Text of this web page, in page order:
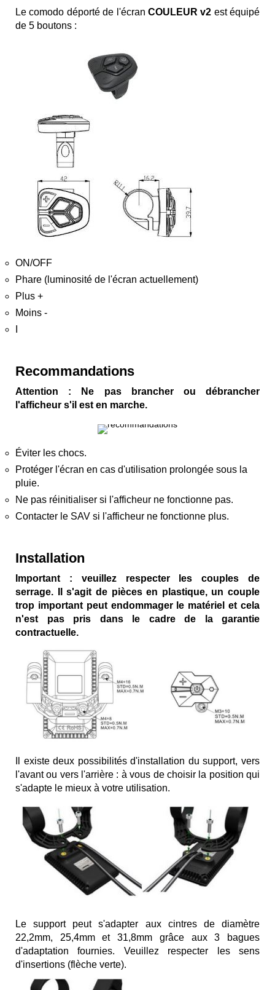
Le comodo déporté de l'écran COULEUR v2 est équipé
de 5 boutons :
ON/OFF
Phare (luminosité de l'écran actuellement)
Plus +
Moins -
Recommandations
Attention : Ne pas brancher ou débrancher
l'afficheur s'il est en marche.
Éviter les chocs.
Protéger l'écran en cas d'utilisation prolongée sous la
pluie.
Ne pas réinitialiser si l'afficheur ne fonctionne pas.
Contacter le SAV si l'afficheur ne fonctionne plus.
Installation
Important : veuillez respecter les couples de
serrage. Il s'agit de pièces en plastique, un couple
trop important peut endommager le matériel et cela
n'est pas pris dans le cadre de la garantie
contractuelle.
Il existe deux possibilités d'installation du support, vers
l'avant ou vers l'arrière : à vous de choisir la position qui
s'adapte le mieux à votre utilisation.
Le support peut s'adapter aux cintres de diamètre
22,2mm, 25,4mm et 31,8mm grâce aux 3 bagues
d'adaptation fournies. Veuillez respecter les sens
d'insertions (flèche verte).